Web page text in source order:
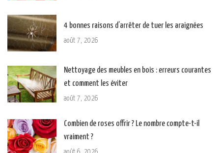
4 bonnes raisons d’arrêter de tuer les araignées
août 7, 2026
Nettoyage des meubles en bois : erreurs courantes
et comment les éviter
août 7, 2026
Combien de roses offrir ? Le nombre compte-t-il
vraiment ?